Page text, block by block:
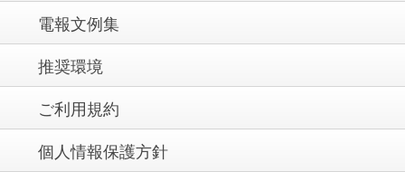
電報文例集
推奨環境
ご利用規約
個人情報保護方針